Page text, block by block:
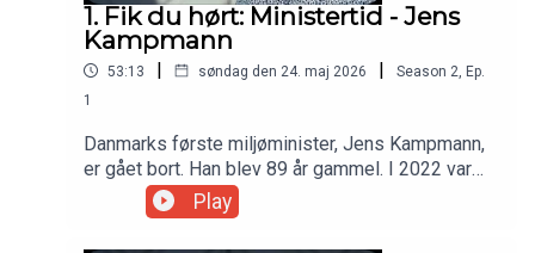
1. Fik du hørt: Ministertid - Jens
Kampmann
53:13 | søndag den 24. maj 2026 | Season 2 Ep.
1
Danmarks første miljøminister, Jens Kampmann,
er gået bort. Han blev 89 år gammel. I 2022 var
han gæst i Ministertid, hvor han blandt andet
fortæller om hvordan han så på rollen som
Play